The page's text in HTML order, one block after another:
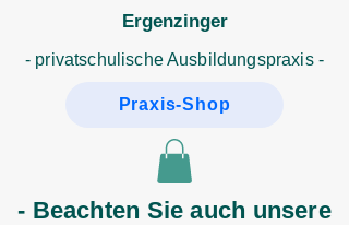
Ergenzinger
- privatschulische Ausbildungspraxis -
- Beachten Sie auch unsere
Praxis-Shop